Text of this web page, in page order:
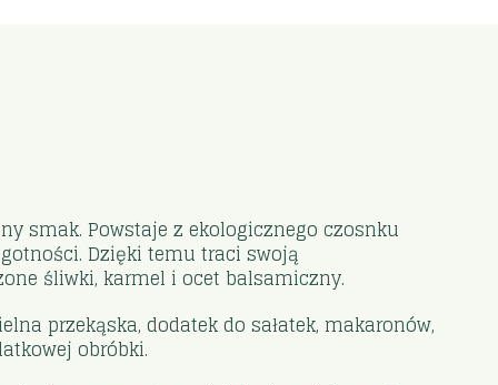
smak. Powstaje z ekologicznego czosnku
Dzięki temu traci swoją
śliwki, karmel i ocet balsamiczny.
przekąska, dodatek do sałatek, makaronów,
obróbki.